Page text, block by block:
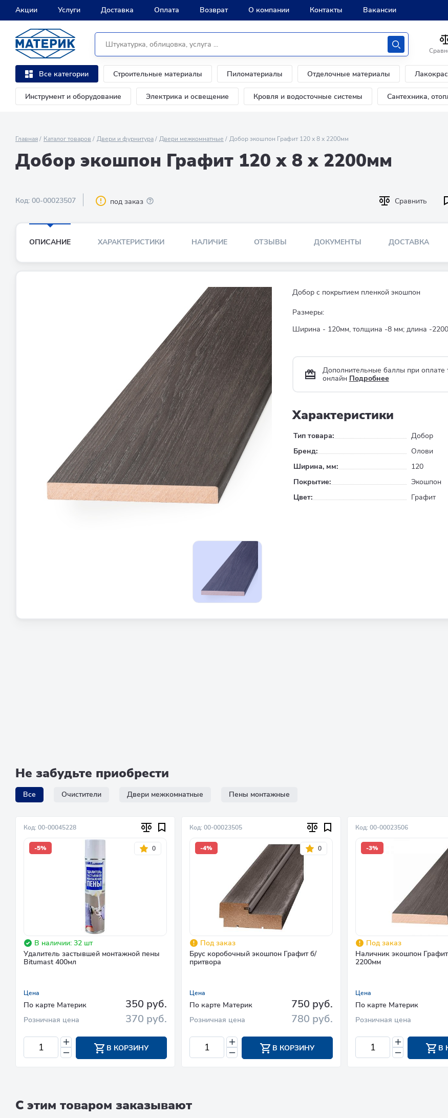
Акции Услуги Доставка Оплата Возврат О компании Контакты Вакансии
Все категории Строительные материалы Пиломатериалы Отделочные материалы
Инструмент и оборудование Электрика и освещение Кровля и водосточные системы Сантехника,
Главная Каталог товаров Двери и фурнитура Двери межкомнатные Добор экошпон Графит 120 х 8 х 2200мм
Добор экошпон Графит 120 х 8 х 2200мм
Код: 00-00023507 под заказ Сравнить
ОПИСАНИЕ ХАРАКТЕРИСТИКИ НАЛИЧИЕ ОТЗЫВЫ ДОКУМЕНТЫ ДОСТАВКА
Добор с покрытием пленкой экошпон
Размеры:
Ширина - 120мм, толщина -8 мм; длина -
Дополнительные баллы при оплате
онлайн Подробнее
Характеристики
Тип товара:
Добор
Бренд:
Олови
Ширина, мм:
120
Покрытие:
Экошпон
Цвет:
Графит
Не забудьте приобрести
Все Очистители Двери межкомнатные Пены монтажные
Код: 00-00045228
-5% 0
В наличии: 32 шт
Удалитель застывшей монтажной пены
Bitumast 400мл
Цена
По карте Материк 350 руб.
Розничная цена 370 руб.
В КОРЗИНУ
Код: 00-00023505
-4% 0
Под заказ
Брус коробочный экошпон Графит б/
притвора
Цена
По карте Материк 750 руб.
Розничная цена 780 руб.
В КОРЗИНУ
Код: 00-00023506
-3%
Под заказ
Наличник экошпон
2200мм
Цена
По карте Материк
Розничная цена
В
С этим товаром заказывают